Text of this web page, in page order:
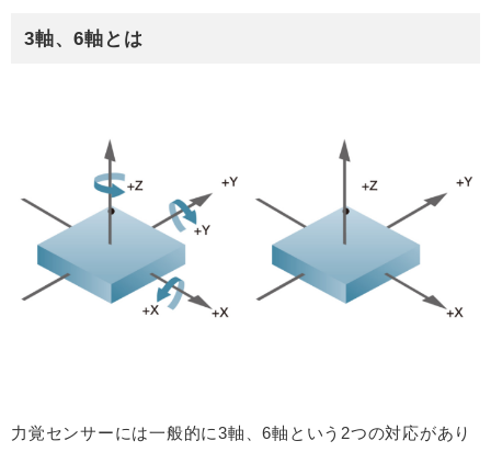
3軸、6軸とは
力覚センサーには一般的に3軸、6軸という2つの対応があり